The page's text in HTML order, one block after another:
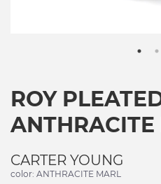
ROY
CARTER YOUNG
color: ANTHRACITE MARL